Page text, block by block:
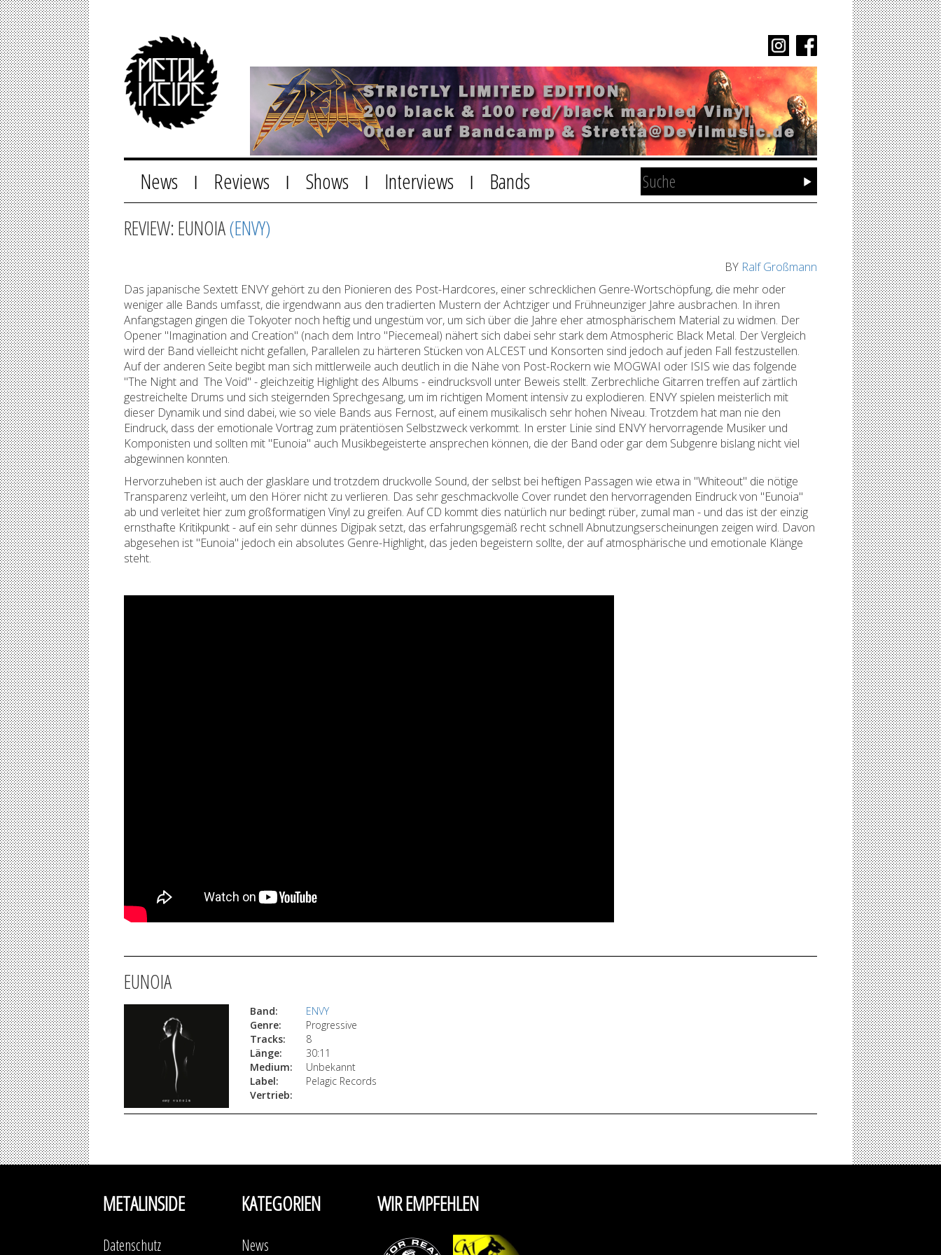
News Reviews Shows Interviews Bands
REVIEW: EUNOIA(ENVY)
BY Ralf Großmann
Das japanische Sextett ENVY gehört zu den Pionieren des Post-Hardcores, einer schrecklichen Genre-Wortschöpfung, die mehr oder
weniger alle Bands umfasst, die irgendwann aus den tradierten Mustern der Achtziger und Frühneunziger Jahre ausbrachen. In ihren
Anfangstagen gingen die Tokyoter noch heftig und ungestüm vor, um sich über die Jahre eher atmosphärischem Material zu widmen. Der
Opener "Imagination and Creation" (nach dem Intro "Piecemeal) nähert sich dabei sehr stark dem Atmospheric Black Metal. Der Vergleich
wird der Band vielleicht nicht gefallen, Parallelen zu härteren Stücken von ALCEST und Konsorten sind jedoch auf jeden Fall festzustellen.
Auf der anderen Seite begibt man sich mittlerweile auch deutlich in die Nähe von Post-Rockern wie MOGWAI oder ISIS wie das folgende
"The Night and The Void" - gleichzeitig Highlight des Albums - eindrucksvoll unter Beweis stellt. Zerbrechliche Gitarren treffen auf zärtlich
gestreichelte Drums und sich steigernden Sprechgesang, um im richtigen Moment intensiv zu explodieren. ENVY spielen meisterlich mit
dieser Dynamik und sind dabei, wie so viele Bands aus Fernost, auf einem musikalisch sehr hohen Niveau. Trotzdem hat man nie den
Eindruck, dass der emotionale Vortrag zum prätentiösen Selbstzweck verkommt. In erster Linie sind ENVY hervorragende Musiker und
Komponisten und sollten mit "Eunoia" auch Musikbegeisterte ansprechen können, die der Band oder gar dem Subgenre bislang nicht viel
abgewinnen konnten.
Hervorzuheben ist auch der glasklare und trotzdem druckvolle Sound, der selbst bei heftigen Passagen wie etwa in "Whiteout" die nötige
Transparenz verleiht, um den Hörer nicht zu verlieren. Das sehr geschmackvolle Cover rundet den hervorragenden Eindruck von "Eunoia"
ab und verleitet hier zum großformatigen Vinyl zu greifen. Auf CD kommt dies natürlich nur bedingt rüber, zumal man - und das ist der einzig
ernsthafte Kritikpunkt - auf ein sehr dünnes Digipak setzt, das erfahrungsgemäß recht schnell Abnutzungserscheinungen zeigen wird. Davon
abgesehen ist "Eunoia" jedoch ein absolutes Genre-Highlight, das jeden begeistern sollte, der auf atmosphärische und emotionale Klänge
steht.
EUNOIA
Band:
ENVY
Genre:
Progressive
Tracks:
8
Länge:
30:11
Medium:
Unbekannt
Label:
Pelagic Records
Vertrieb:
METALINSIDE
Datenschutz
KATEGORIEN
News
WIR EMPFEHLEN